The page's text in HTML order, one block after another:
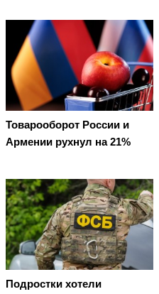
Товарооборот России и
Армении рухнул на 21%
Подростки хотели